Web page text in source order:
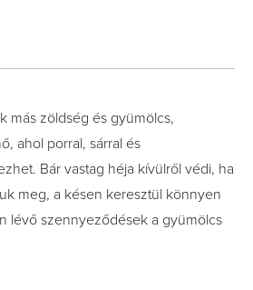
más zöldség és gyümölcs,
ahol porral, sárral és
Bár vastag héja kívülről védi, ha
meg, a késen keresztül könnyen
lévő szennyeződések a gyümölcs